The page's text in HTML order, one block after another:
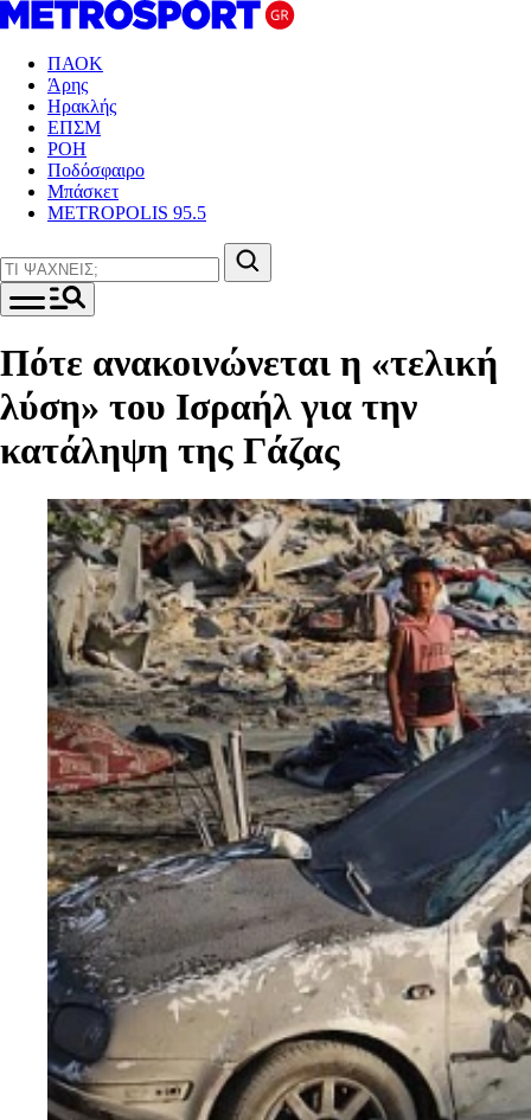
ΠΑΟΚ
Άρης
Ηρακλής
ΕΠΣΜ
ΡΟΗ
Ποδόσφαιρο
Μπάσκετ
METROPOLIS 95.5
Πότε ανακοινώνεται η «τελική
λύση» του Ισραήλ για την
κατάληψη της Γάζας